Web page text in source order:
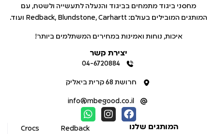
מחסני ביגוד מתמחים בביגוד והנעלה לתעשייה ולשטח, עם
המותגים המובילים בעולם: Redback, Blundstone, Carhartt ועוד.
איכות, נוחות ואמינות במחירים המשתלמים ביותר!
המותגים שלנו Redback
Crocs
יצירת קשר
04-6720884
חרושת 68 קרית ביאליק
info@mbegood.co.il